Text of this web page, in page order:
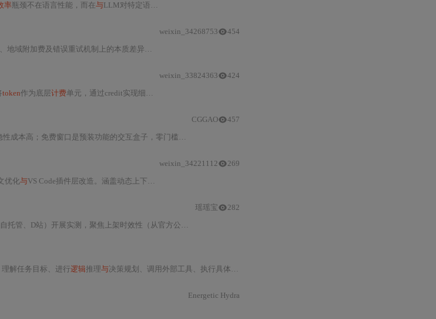
率瓶颈不在语言性能，而在与LLM对特定语言抽象范式（如并发模型、数据结构、协议表达）的直觉匹配度。核心指标为会话级
试机制上的本质差异，结合电商客服、金融研报、多模态生成三大
weixin_34268753 454
token作为底层计费单元，通过credit实现细粒度、可预测的资源暴露
weixin_33824363 424
本高；免费窗口是预装功能的交互盒子，零门槛但功能锁定、性能不可控。针对普通人，提出“免费窗口验证→
CGGAO 457
优化与VS Code插件层改造。涵盖动态上下文裁剪、企业级
weixin_34221112 269
展实测，聚焦上架时效性（从官方公告到可调用的小时级响应）
瑶瑶宝 282
解任务目标、进行逻辑推理与决策规划、调用外部工具、执行具体动作并持续学习演化的软件实体。在当前
Energetic Hydra